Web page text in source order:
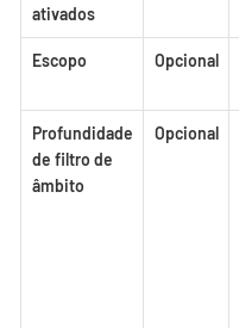
ativados
Escopo Opcional
Profundidade
de filtro de
âmbito
Opcional